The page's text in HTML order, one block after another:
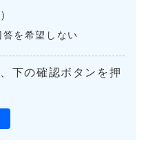
）
答を希望しない
下の確認ボタンを押